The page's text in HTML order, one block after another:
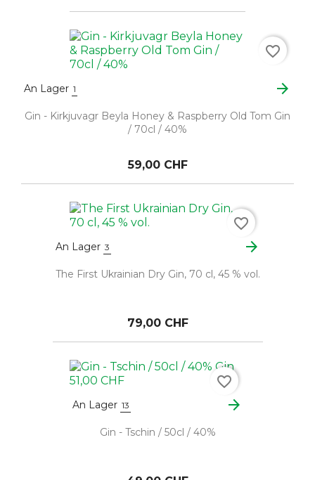
An Lager 1 arrow_forward
Gin - Kirkjuvagr Beyla Honey & Raspberry Old Tom Gin
/ 70cl / 40%
59,00 CHF
favorite_border
An Lager 3 arrow_forward
The First Ukrainian Dry Gin, 70 cl, 45 % vol.
79,00 CHF
favorite_border
An Lager 13 arrow_forward
Gin - Tschin / 50cl / 40%
favorite_border